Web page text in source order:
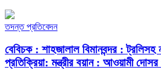
তদন্ত প্রতিবেদন
বেবিচক : শাহজালাল বিমানবন্দর : ট্রলিসহ
প্রতিক্রিয়া: মন্ত্রীর বয়ান : আওয়ামী